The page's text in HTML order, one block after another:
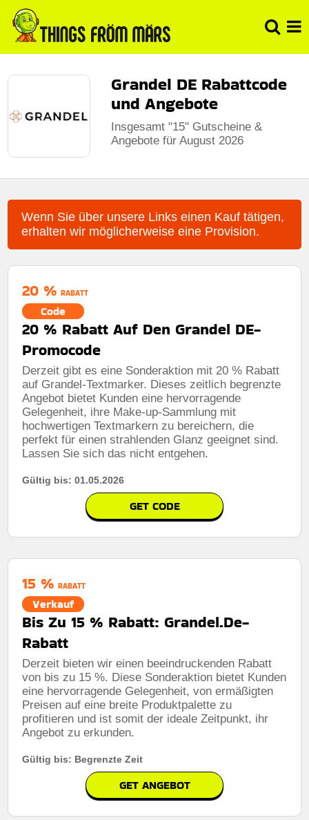
Grandel DE Rabattcode
und Angebote
Insgesamt "15" Gutscheine &
Angebote für August 2026
Wenn Sie über unsere Links einen Kauf tätigen,
erhalten wir möglicherweise eine Provision.
20 % RABATT
Code
20 % Rabatt Auf Den Grandel DE-
Promocode
Derzeit gibt es eine Sonderaktion mit 20 % Rabatt
auf Grandel-Textmarker. Dieses zeitlich begrenzte
Angebot bietet Kunden eine hervorragende
Gelegenheit, ihre Make-up-Sammlung mit
hochwertigen Textmarkern zu bereichern, die
perfekt für einen strahlenden Glanz geeignet sind.
Lassen Sie sich das nicht entgehen.
Gültig bis: 01.05.2026
GET CODE
15 % RABATT
Verkauf
Bis Zu 15 % Rabatt: Grandel.De-
Rabatt
Derzeit bieten wir einen beeindruckenden Rabatt
von bis zu 15 %. Diese Sonderaktion bietet Kunden
eine hervorragende Gelegenheit, von ermäßigten
Preisen auf eine breite Produktpalette zu
profitieren und ist somit der ideale Zeitpunkt, ihr
Angebot zu erkunden.
Gültig bis: Begrenzte Zeit
GET ANGEBOT